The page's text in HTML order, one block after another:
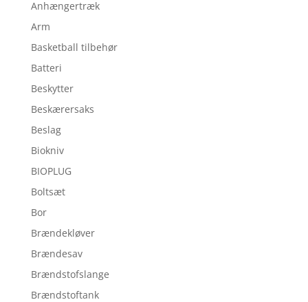
Anhængertræk
Arm
Basketball tilbehør
Batteri
Beskytter
Beskærersaks
Beslag
Biokniv
BIOPLUG
Boltsæt
Bor
Brændekløver
Brændesav
Brændstofslange
Brændstoftank